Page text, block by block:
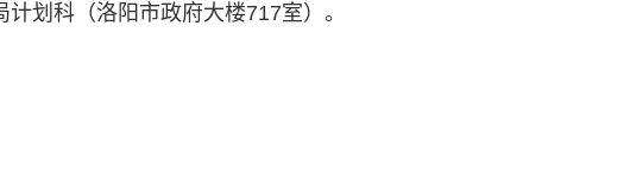
计划科（洛阳市政府大楼717室）。